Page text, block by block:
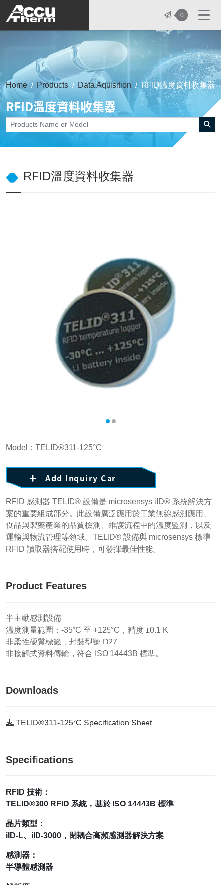
志禾工業股份有限公司 -
0
Home Products Data Aquisition RFID溫度資料收集器
RFID溫度資料收集器
RFID溫度資料收集器
RFID 感測器 TELID® 設備是 microsensys iID® 系統解決方
案的重要組成部分。此設備廣泛應用於工業無線感測應用、
食品與製藥產業的品質檢測、維護流程中的溫度監測，以及
運輸與物流管理等領域。TELID® 設備與 microsensys 標準
RFID 讀取器搭配使用時，可發揮最佳性能。
Product Features
半主動感測設備
溫度測量範圍：-35°C 至 +125°C，精度 ±0.1 K
非柔性硬質標籤，封裝型號 D27
非接觸式資料傳輸，符合 ISO 14443B 標準。
Downloads
TELID®311-125°C Specification Sheet
Specifications
RFID 技術：
TELID®300 RFID 系統，基於 ISO 14443B 標準
晶片類型：
iID-L、iID-3000，閉耦合高頻感測器解決方案
感測器：
半導體感測器
Model：TELID®311-125°C
Add Inquiry Car